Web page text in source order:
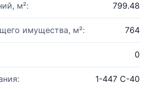
м²: 799.48
имущества, м²: 764
0
1-447 С-40